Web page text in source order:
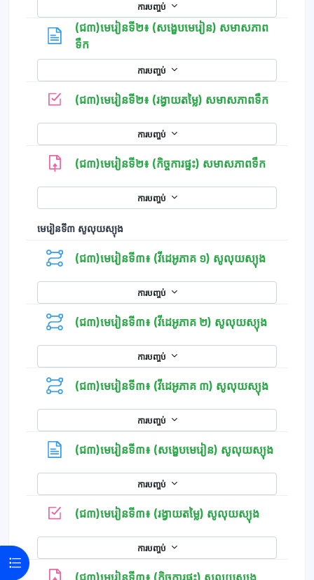
Open course index
ការបញ្ចប់
(ជ៣)មេរៀនទី២៖ (សង្ខេបមេរៀន) សមាសភាព
ទឹកទំព័រ
ការបញ្ចប់
(ជ៣)មេរៀនទី២៖ (រង្វាយតម្លៃ) សមាសភាពទឹកកម្រងសំ
ការបញ្ចប់
(ជ៣)មេរៀនទី២៖ (កិច្ចការផ្ទះ) សមាសភាពទឹក
ការបញ្ចប់
មេរៀនទី៣​ សូលុយស្យុង
(ជ៣)មេរៀនទី៣៖ (វីដេអូភាគ ១) សូលុយស្យុង
ការបញ្ចប់
(ជ៣)មេរៀនទី៣៖ (វីដេអូភាគ ២) សូលុយស្យុង
ការបញ្ចប់
(ជ៣)មេរៀនទី៣៖ (វីដេអូភាគ ៣) សូលុយស្យុង
ការបញ្ចប់
(ជ៣)មេរៀនទី៣៖ (សង្ខេបមេរៀន) សូលុយស្យុងទំព័រ
ការបញ្ចប់
(ជ៣)មេរៀនទី៣៖ (រង្វាយតម្លៃ) សូលុយស្យុងកម្រងសំណួរ
ការបញ្ចប់
(ជ៣)មេរៀនទី៣៖ (កិច្ចការផ្ទះ) សូលុយស្យុង